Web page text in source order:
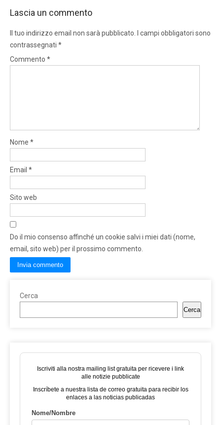
Lascia un commento
Il tuo indirizzo email non sarà pubblicato.
I campi obbligatori sono
contrassegnati *
Commento *
Nome *
Email *
Sito web
Do il mio consenso affinché un cookie salvi i miei dati (nome,
email, sito web) per il prossimo commento.
Cerca
Cerca
Iscriviti alla nostra mailing list gratuita per ricevere i link
alle notizie pubblicate
Inscríbete a nuestra lista de correo gratuita para recibir los
enlaces a las noticias publicadas
Nome/Nombre